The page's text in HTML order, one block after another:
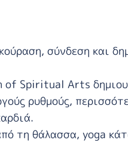
σύνδεση και
of Spiritual Arts
ρυθμούς,
τη θάλασσα, yoga